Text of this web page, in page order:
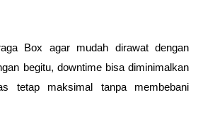
Box agar mudah dirawat dengan
begitu, downtime bisa diminimalkan
tetap maksimal tanpa membebani